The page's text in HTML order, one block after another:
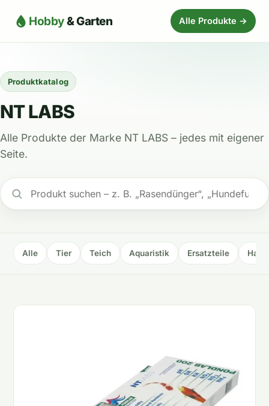
Hobby& Garten Alle Produkte →
Produktkatalog
NT LABS
Alle Produkte der Marke NT LABS – jedes mit eigener
Seite.
Alle Tier Teich Aquaristik Ersatzteile